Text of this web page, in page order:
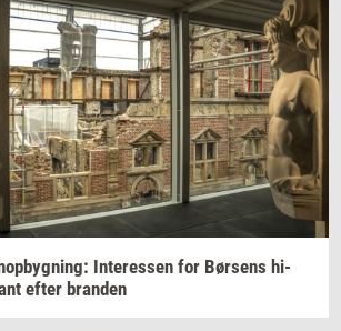
In­ter­es­sen for Bør­sens hi­
efter bran­den